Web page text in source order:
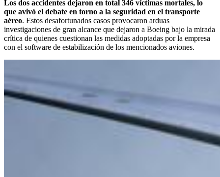
Los dos accidentes dejaron en total 346 víctimas mortales, lo
que avivó el debate en torno a la seguridad en el transporte
aéreo. Estos desafortunados casos provocaron arduas
investigaciones de gran alcance que dejaron a Boeing bajo la mirada
crítica de quienes cuestionan las medidas adoptadas por la empresa
con el software de estabilización de los mencionados aviones.